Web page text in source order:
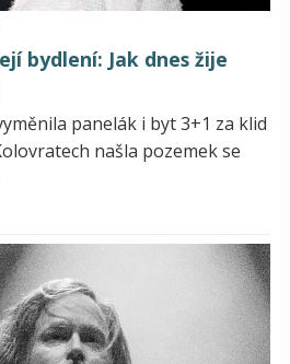
bydlení: Jak dnes žije
panelák i byt 3+1 za klid
našla pozemek se